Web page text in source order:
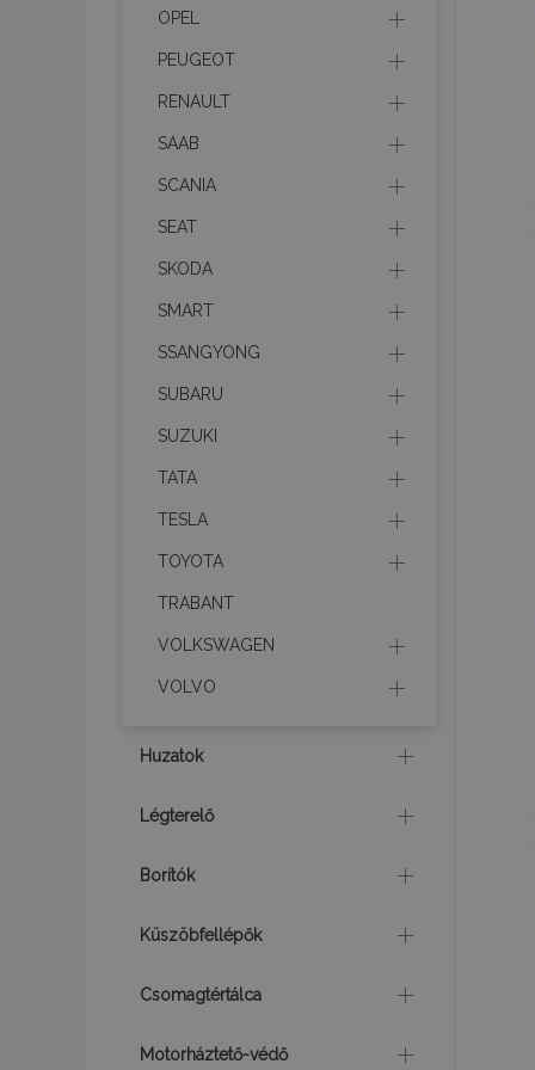
OPEL
PEUGEOT
RENAULT
SAAB
SCANIA
SEAT
SKODA
SMART
SSANGYONG
SUBARU
SUZUKI
TATA
TESLA
TOYOTA
TRABANT
VOLKSWAGEN
VOLVO
Huzatok
Légterelő
Borítók
Küszöbfellépők
Csomagtértálca
Motorháztető-védő
mage-messages
section_data_ids